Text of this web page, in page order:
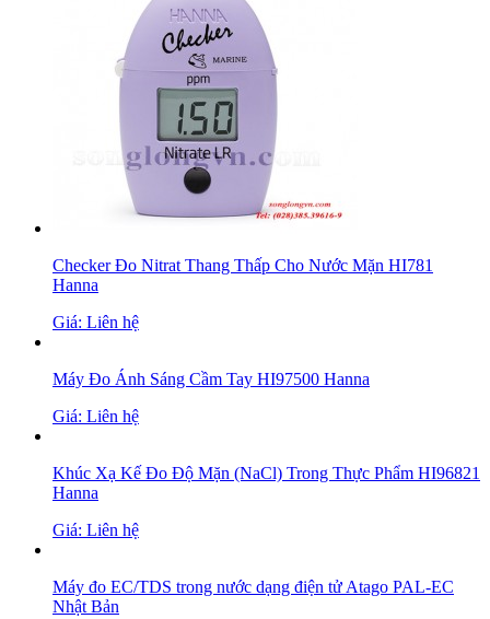
Checker Đo Nitrat Thang Thấp Cho Nước Mặn HI781
Hanna
Giá: Liên hệ
Máy Đo Ánh Sáng Cầm Tay HI97500 Hanna
Giá: Liên hệ
Khúc Xạ Kế Đo Độ Mặn (NaCl) Trong Thực Phẩm HI96821
Hanna
Giá: Liên hệ
Máy đo EC/TDS trong nước dạng điện tử Atago PAL-EC
Nhật Bản